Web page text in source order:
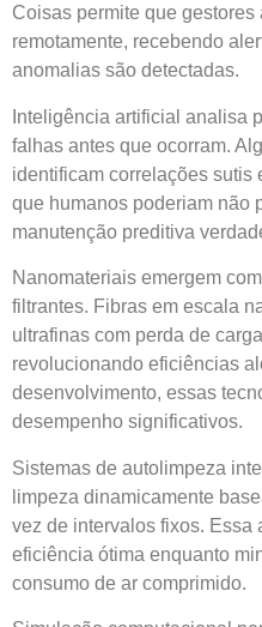
Coisas permite que
remotamente, recebendo
anomalias são detectadas.
Inteligência artificial analisa
falhas antes que ocorram.
identificam correlações
que humanos poderiam não
manutenção preditiva
Nanomateriais emergem
filtrantes. Fibras em escala
ultrafinas com perda de
revolucionando eficiências
desenvolvimento, essas
desempenho significativos.
Sistemas de autolimpeza
limpeza dinamicamente
vez de intervalos fixos. Essa
eficiência ótima enquanto
consumo de ar comprimido.